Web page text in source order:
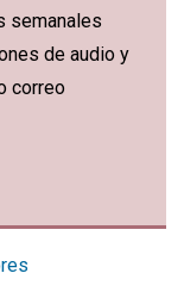
semanales
de audio y
correo